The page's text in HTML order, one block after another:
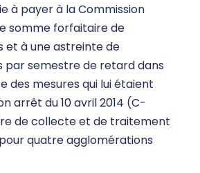
à payer à la Commission
somme forfaitaire de
et à une astreinte de
par semestre de retard dans
des mesures qui lui étaient
arrêt du 10 avril 2014 (C-
de collecte et de traitement
quatre agglomérations